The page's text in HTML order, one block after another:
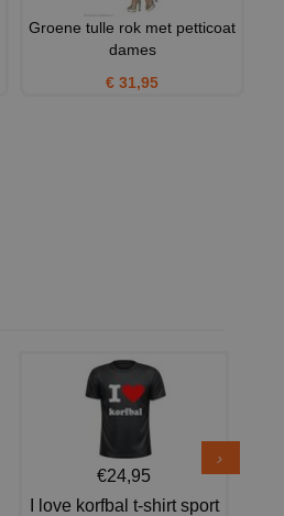
Groene tulle rok met petticoat
dames
€ 31,95
€24,95
I love korfbal t-shirt sport